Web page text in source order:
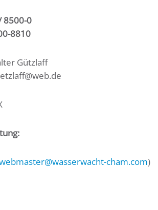
8500-0
8810
Gützlaff
cham.com)